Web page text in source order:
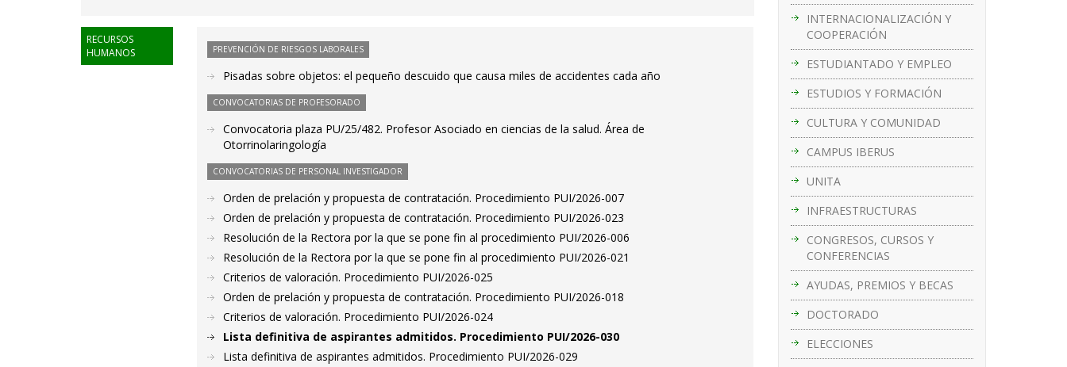
INTERNACIONALIZACIÓN Y
COOPERACIÓN
ESTUDIANTADO Y EMPLEO
ESTUDIOS Y FORMACIÓN
CULTURA Y COMUNIDAD
CAMPUS IBERUS
UNITA
INFRAESTRUCTURAS
CONGRESOS, CURSOS Y
CONFERENCIAS
AYUDAS, PREMIOS Y BECAS
DOCTORADO
ELECCIONES
RECURSOS
HUMANOS
PREVENCIÓN DE RIESGOS LABORALES
Pisadas sobre objetos: el pequeño descuido que causa miles de accidentes cada año
CONVOCATORIAS DE PROFESORADO
Convocatoria plaza PU/25/482. Profesor Asociado en ciencias de la salud. Área de
Otorrinolaringología
CONVOCATORIAS DE PERSONAL INVESTIGADOR
Orden de prelación y propuesta de contratación. Procedimiento PUI/2026-007
Orden de prelación y propuesta de contratación. Procedimiento PUI/2026-023
Resolución de la Rectora por la que se pone fin al procedimiento PUI/2026-006
Resolución de la Rectora por la que se pone fin al procedimiento PUI/2026-021
Criterios de valoración. Procedimiento PUI/2026-025
Orden de prelación y propuesta de contratación. Procedimiento PUI/2026-018
Criterios de valoración. Procedimiento PUI/2026-024
Lista definitiva de aspirantes admitidos. Procedimiento PUI/2026-030
Lista definitiva de aspirantes admitidos. Procedimiento PUI/2026-029